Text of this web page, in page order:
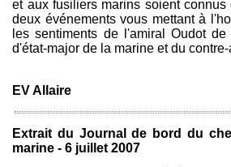
et aux fusiliers marins soient
deux événements vous mettant à
les sentiments de l'amiral Oudot
d'état-major de la marine et du
EV Allaire
Extrait du Journal de bord du
marine - 6 juillet 2007